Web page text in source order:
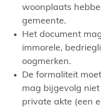
woonplaats
gemeente.
Het document
immorele,
oogmerken.
De formaliteit
mag bijgevolg
private akte (een